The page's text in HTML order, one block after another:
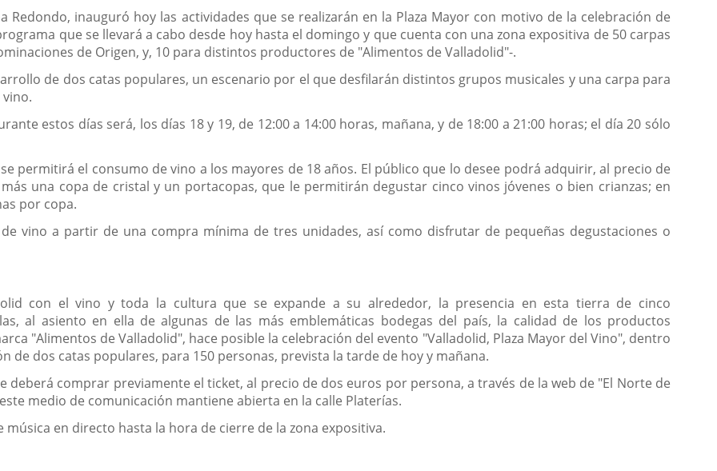
Redondo, inauguró hoy las actividades que se realizarán en la Plaza Mayor con motivo de la celebración de
que se llevará a cabo desde hoy hasta el domingo y que cuenta con una zona expositiva de 50 carpas
de Origen, y, 10 para distintos productores de "Alimentos de Valladolid"-.
de dos catas populares, un escenario por el que desfilarán distintos grupos musicales y una carpa para
estos días será, los días 18 y 19, de 12:00 a 14:00 horas, mañana, y de 18:00 a 21:00 horas; el día 20 sólo
permitirá el consumo de vino a los mayores de 18 años. El público que lo desee podrá adquirir, al precio de
una copa de cristal y un portacopas, que le permitirán degustar cinco vinos jóvenes o bien crianzas; en
por copa.
vino a partir de una compra mínima de tres unidades, así como disfrutar de pequeñas degustaciones o
con el vino y toda la cultura que se expande a su alrededor, la presencia en esta tierra de cinco
al asiento en ella de algunas de las más emblemáticas bodegas del país, la calidad de los productos
"Alimentos de Valladolid", hace posible la celebración del evento "Valladolid, Plaza Mayor del Vino", dentro
de dos catas populares, para 150 personas, prevista la tarde de hoy y mañana.
deberá comprar previamente el ticket, al precio de dos euros por persona, a través de la web de "El Norte de
medio de comunicación mantiene abierta en la calle Platerías.
en directo hasta la hora de cierre de la zona expositiva.